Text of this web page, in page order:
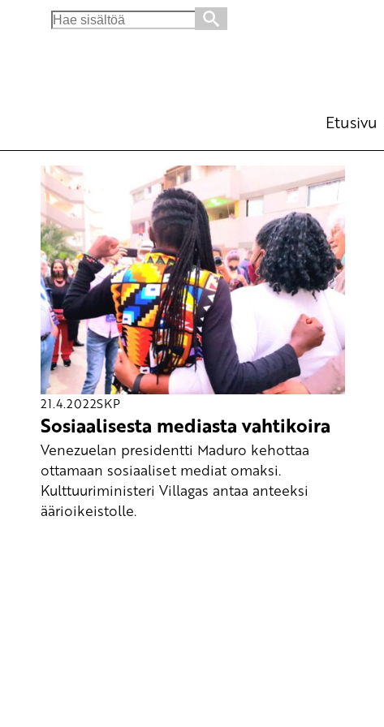
Search
Etusivu
21.4.2022SKP
Sosiaalisesta mediasta vahtikoira
Venezuelan presidentti Maduro kehottaa
ottamaan sosiaaliset mediat omaksi.
Kulttuuriministeri Villagas antaa anteeksi
äärioikeistolle.